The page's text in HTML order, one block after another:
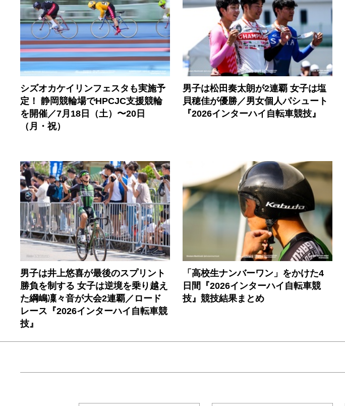
シズオカケイリンフェスタも実施予
定！ 静岡競輪場でHPCJC支援競輪
を開催／7月18日（土）〜20日
（月・祝）
男子は松田奏太朗が2連覇 女子は塩
貝穂佳が優勝／男女個人パシュート
『2026インターハイ自転車競技』
男子は井上悠喜が最後のスプリント
勝負を制する 女子は逆境を乗り越え
た綱嶋凜々音が大会2連覇／ロード
レース『2026インターハイ自転車競
技』
「高校生ナンバーワン」をかけた4
日間『2026インターハイ自転車競
技』競技結果まとめ